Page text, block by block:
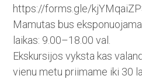
https://forms.gle/
Mamutas bus
laikas: 9.00–18.00 val.
Ekskursijos vyksta kas
vienu metu priimame iki 30